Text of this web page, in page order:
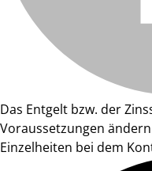
Das Entgelt bzw. der
Voraussetzungen
Einzelheiten bei dem